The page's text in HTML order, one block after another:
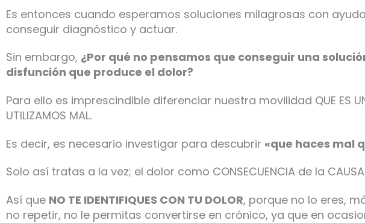
Es entonces cuando esperamos soluciones milagrosas con
conseguir diagnóstico y actuar.
Sin embargo, ¿Por qué no pensamos que conseguir una
disfunción que produce el dolor?
Para ello es imprescindible diferenciar nuestra movilidad QUE ES
UTILIZAMOS MAL.
Es decir, es necesario investigar para descubrir «que haces mal
Solo así tratas a la vez; el dolor como CONSECUENCIA de la
Así que NO TE IDENTIFIQUES CON TU DOLOR, porque no lo eres,
no repetir, no le permitas convertirse en crónico, ya que en